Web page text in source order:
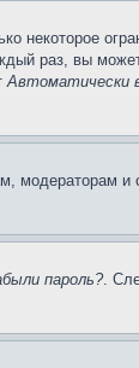
некоторое
раз, вы
Автоматически
модераторам
пароль?.